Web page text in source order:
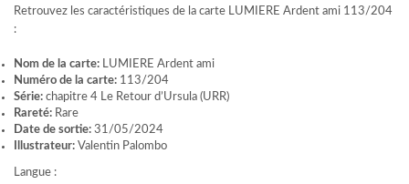
Retrouvez les caractéristiques de la carte LUMIERE Ardent ami 113/204
:
Nom de la carte: LUMIERE Ardent ami
Numéro de la carte: 113/204
Série: chapitre 4 Le Retour d’Ursula (URR)
Rareté: Rare
Date de sortie: 31/05/2024
Illustrateur: Valentin Palombo
Langue :